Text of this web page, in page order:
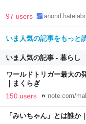
97 users
いま人気の記事をもっと
いま人気の記事 - 暮らし
ワールドトリガー最大の
｜まくらぎ
150 users note.com/
「みいちゃん」とは誰か